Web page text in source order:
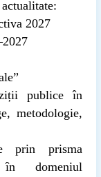
2027
publice în
metodologie,
prin prisma
domeniul